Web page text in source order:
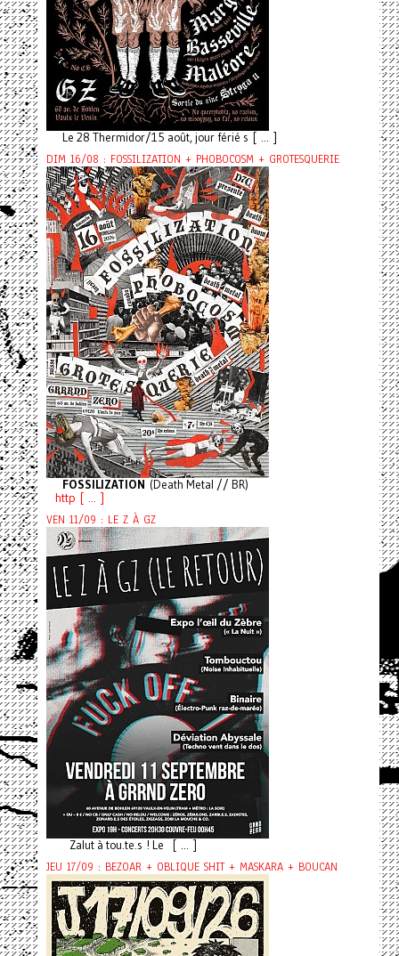
Le 28 Thermidor/15 août, jour férié s [ ... ]
DIM 16/08 : FOSSILIZATION + PHOBOCOSM + GROTESQUERIE
FOSSILIZATION (Death Metal // BR)
http [ ... ]
VEN 11/09 : LE Z À GZ
Zalut à tou.te.s ! Le [ ... ]
JEU 17/09 : BEZOAR + OBLIQUE SHIT + MASKARA + BOUCAN